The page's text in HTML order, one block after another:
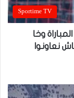
Sportime TV
وخا
نعاونوا